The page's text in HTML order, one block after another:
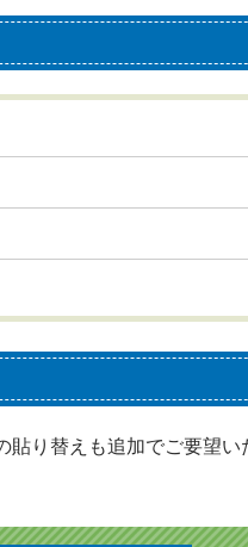
貼り替えも追加でご要望い